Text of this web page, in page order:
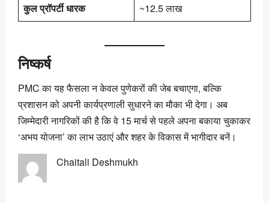
कुल प्रॉपर्टी धारक
~12.5 लाख
निष्कर्ष
PMC का यह फैसला न केवल पुणेकरों की जेब बचाएगा, बल्कि
प्रशासन को अपनी कार्यप्रणाली सुधारने का मौका भी देगा। अब
जिम्मेदारी नागरिकों की है कि वे 15 मार्च से पहले अपना बकाया चुकाकर
‘अभय योजना’ का लाभ उठाएं और शहर के विकास में भागीदार बनें।
Chaitali Deshmukh